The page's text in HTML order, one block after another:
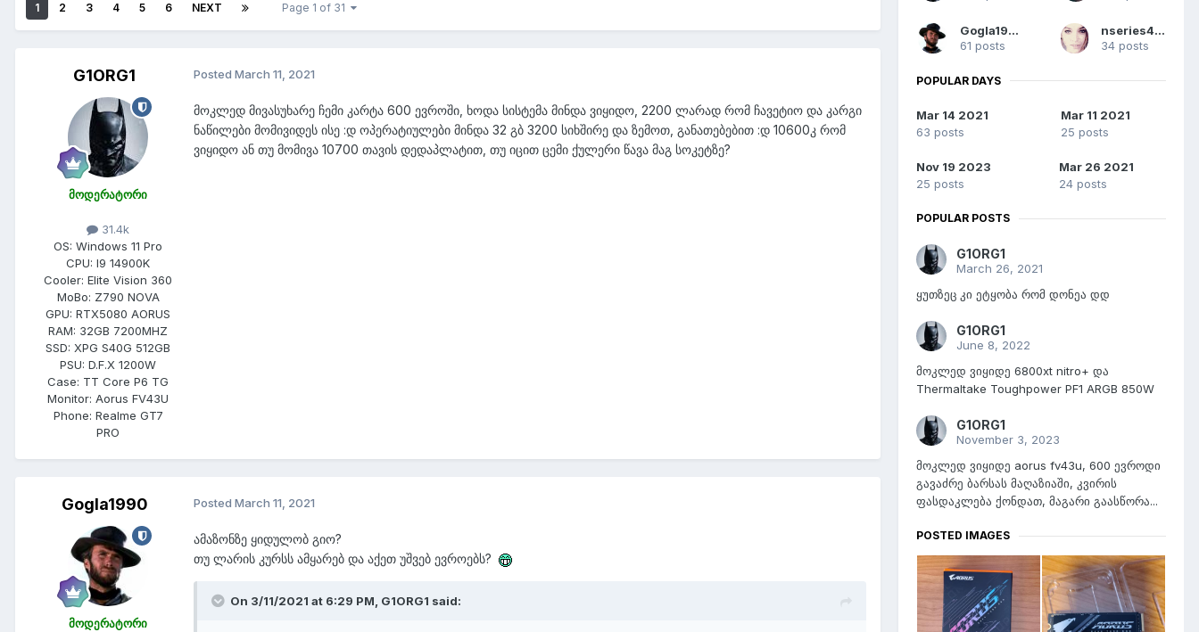
1 2 3 4 5 6 NEXT Page 1 of 31
G1ORG1
მოდერატორი
31.4k
OS: Windows 11 Pro
CPU: I9 14900K
Cooler: Elite Vision 360
MoBo: Z790 NOVA
GPU: RTX5080 AORUS
RAM: 32GB 7200MHZ
SSD: XPG S40G 512GB
PSU: D.F.X 1200W
Case: TT Core P6 TG
Monitor: Aorus FV43U
Phone: Realme GT7
PRO
Posted March 11, 2021
მოკლედ მივასუხარე ჩემი კარტა 600 ევროში, ხოდა სისტემა მინდა ვიყიდო, 2200 ლარად რომ ჩავეტიო და კარგი
ნაწილები მომივიდეს ისე :დ ოპერატიულები მინდა 32 გბ 3200 სიხშირე და ზემოთ, განათებებით :დ 10600კ რომ
ვიყიდო ან თუ მომივა 10700 თავის დედაპლატით, თუ იცით ცემი ქულერი წავა მაგ სოკეტზე?
Gogla1990
მოდერატორი
Posted March 11, 2021
ამაზონზე ყიდულობ გიო?
თუ ლარის კურსს ამყარებ და აქეთ უშვებ ევროებს?
On 3/11/2021 at 6:29 PM, G1ORG1 said:
Gogla1990
61 posts
nseries430
34 posts
POPULAR DAYS
Mar 14 2021
63 posts
Mar 11 2021
25 posts
Nov 19 2023
25 posts
Mar 26 2021
24 posts
POPULAR POSTS
G1ORG1
March 26, 2021
ყუთზეც კი ეტყობა რომ დონეა დდ
G1ORG1
June 8, 2022
მოკლედ ვიყიდე 6800xt nitro+ და
Thermaltake Toughpower PF1 ARGB 850W
G1ORG1
November 3, 2023
მოკლედ ვიყიდე aorus fv43u, 600 ევროდი
გავაძრე ბარსას მაღაზიაში, კვირის
ფასდაკლება ქონდათ, მაგარი გაასწორა...
POSTED IMAGES